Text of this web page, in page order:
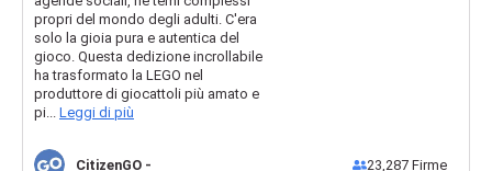
propri del mondo degli adulti. C'era
solo la gioia pura e autentica del
gioco. Questa dedizione incrollabile
ha trasformato la LEGO nel
produttore di giocattoli più amato e
pi... Leggi di più
CitizenGO - 23,287 Firme